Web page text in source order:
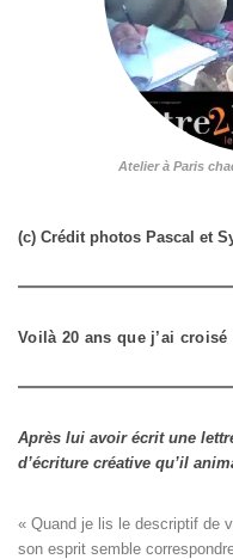
Atelier à Paris
(c) Crédit photos Pascal et
Voilà 20 ans que j’ai croisé
Après lui avoir écrit une
d’écriture créative qu’il
« Quand je lis le descriptif de
son esprit semble